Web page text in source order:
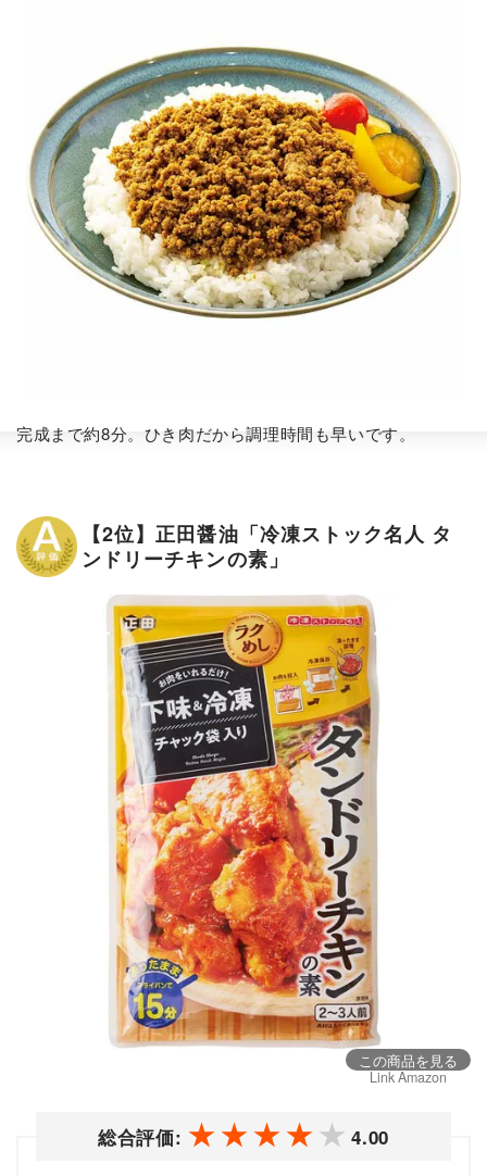
完成まで約8分。ひき肉だから調理時間も早いです。
【2位】正田醤油「冷凍ストック名人 タ
ンドリーチキンの素」
この商品を見る
Link Amazon
総合評価: 4.00